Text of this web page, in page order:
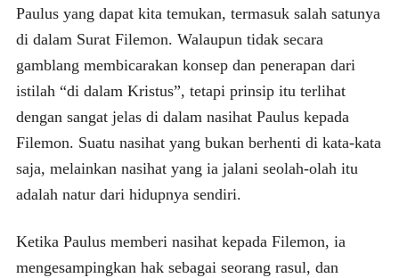
Paulus yang dapat kita temukan, termasuk salah satunya
di dalam Surat Filemon. Walaupun tidak secara
gamblang membicarakan konsep dan penerapan dari
istilah “di dalam Kristus”, tetapi prinsip itu terlihat
dengan sangat jelas di dalam nasihat Paulus kepada
Filemon. Suatu nasihat yang bukan berhenti di kata-kata
saja, melainkan nasihat yang ia jalani seolah-olah itu
adalah natur dari hidupnya sendiri.
Ketika Paulus memberi nasihat kepada Filemon, ia
mengesampingkan hak sebagai seorang rasul, dan